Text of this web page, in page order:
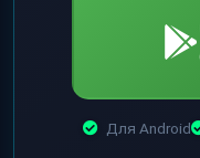
Для Android